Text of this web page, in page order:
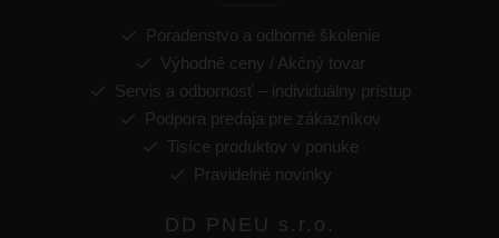
Poradenstvo a odborné školenie
Výhodné ceny / Akčný tovar
Servis a odbornosť – individuálny prístup
Podpora predaja pre zákazníkov
Tisíce produktov v ponuke
Pravidelné novinky
DD PNEU s.r.o.